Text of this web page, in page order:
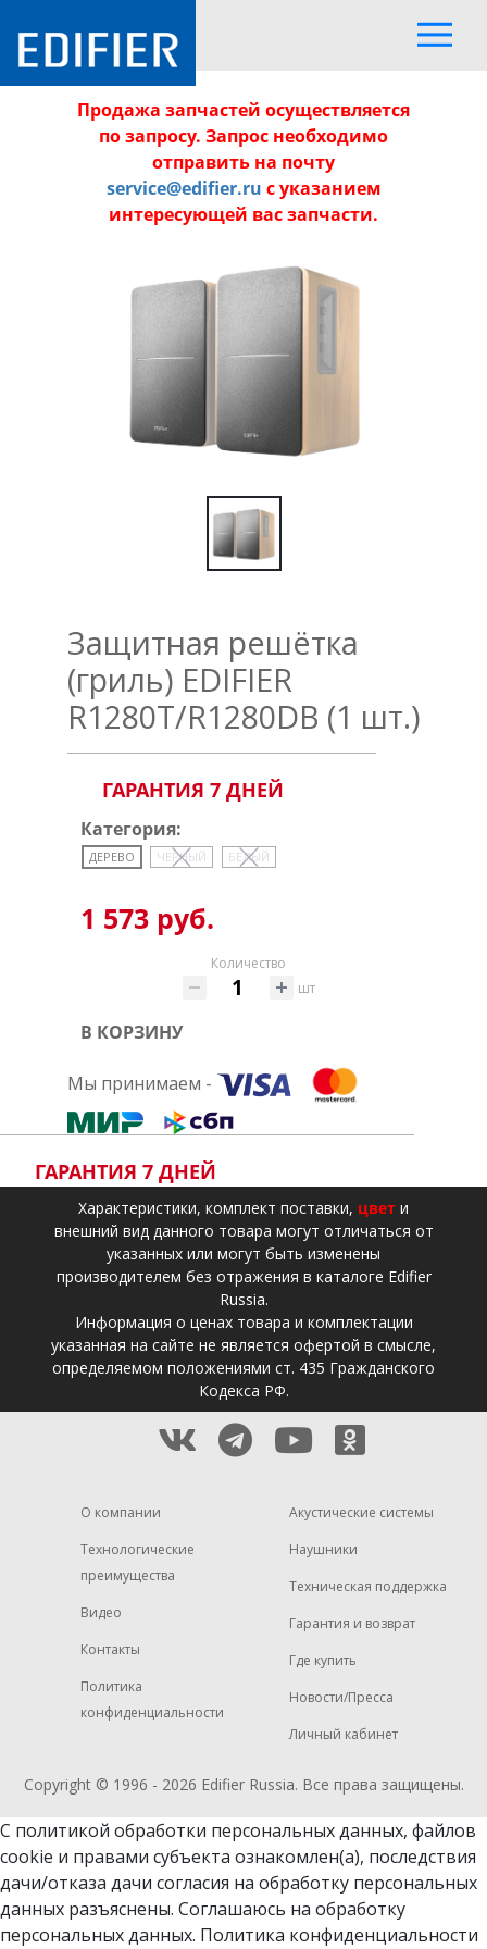
Продажа запчастей осуществляется
по запросу. Запрос необходимо
отправить на почту
service@edifier.ru с указанием
интересующей вас запчасти.
Защитная решётка
(гриль) EDIFIER
R1280T/R1280DB (1 шт.)
ГАРАНТИЯ 7 ДНЕЙ
Категория:
ДЕРЕВО ЧЕРНЫЙ БЕЛЫЙ
1 573 руб.
Количество
шт
В КОРЗИНУ
Мы принимаем -
ГАРАНТИЯ 7 ДНЕЙ
Xарактеристики, комплект поставки, цвет и
внешний вид данного товара могут отличаться от
указанных или могут быть изменены
производителем без отражения в каталоге Edifier
Russia.
Информация о ценах товара и комплектации
указанная на сайте не является офертой в смысле,
определяемом положениями ст. 435 Гражданского
Кодекса РФ.
О компании
Технологические
преимущества
Видео
Контакты
Политика
конфиденциальности
Акустические системы
Наушники
Техническая поддержка
Гарантия и возврат
Где купить
Новости/Пресса
Личный кабинет
Copyright © 1996 - 2026 EdifierRussia. Все права защищены.
С политикой обработки персональных данных, файлов
cookie и правами субъекта ознакомлен(а), последствия
дачи/отказа дачи согласия на обработку персональных
данных разъяснены. Соглашаюсь на обработку
персональных данных. Политика конфиденциальности